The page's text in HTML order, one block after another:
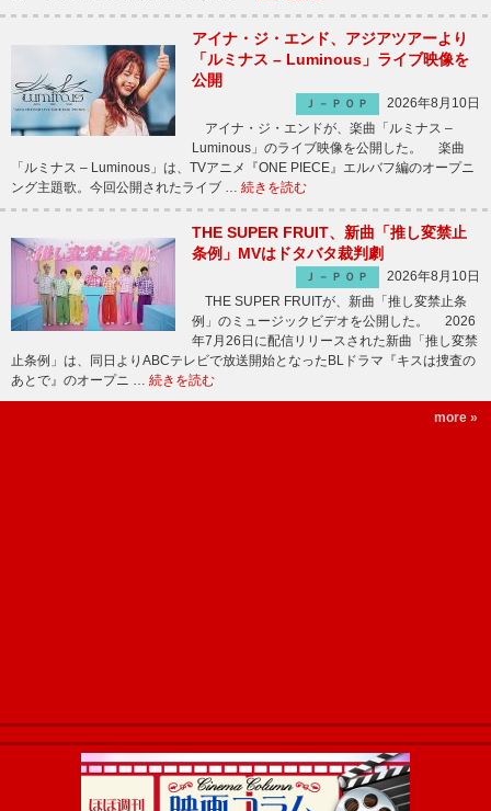
アイナ・ジ・エンド、アジアツアーより
「ルミナス – Luminous」ライブ映像を
公開
Ｊ－ＰＯＰ
2026年8月10日
アイナ・ジ・エンドが、楽曲「ルミナス –
Luminous」のライブ映像を公開した。 楽曲
「ルミナス – Luminous」は、TVアニメ『ONE PIECE』エルバフ編のオープニ
ング主題歌。今回公開されたライブ … 続きを読む
THE SUPER FRUIT、新曲「推し変禁止
条例」MVはドタバタ裁判劇
Ｊ－ＰＯＰ
2026年8月10日
THE SUPER FRUITが、新曲「推し変禁止条
例」のミュージックビデオを公開した。 2026
年7月26日に配信リリースされた新曲「推し変禁
止条例」は、同日よりABCテレビで放送開始となったBLドラマ『キスは捜査の
あとで』のオープニ … 続きを読む
more »